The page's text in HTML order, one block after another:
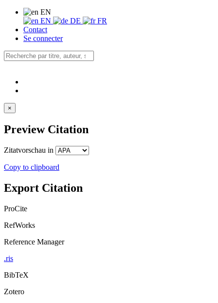
EN
EN
DE
FR
Contact
Se connecter
×
Preview Citation
Zitatvorschau in
Copy to clipboard
Export Citation
ProCite
RefWorks
Reference Manager
.ris
BibTeX
Zotero